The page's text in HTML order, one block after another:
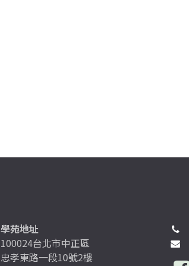
學苑地址
100024台北市中正區
忠孝東路一段10號2樓